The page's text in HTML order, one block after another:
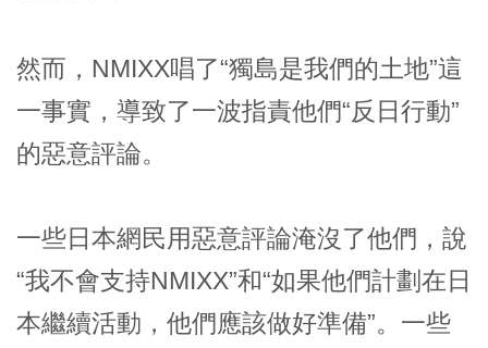
然而，NMIXX唱了“獨島是我們的土地”這
一事實，導致了一波指責他們“反日行動”
的惡意評論。
一些日本網民用惡意評論淹沒了他們，說
“我不會支持NMIXX”和“如果他們計劃在日
本繼續活動，他們應該做好準備”。一些